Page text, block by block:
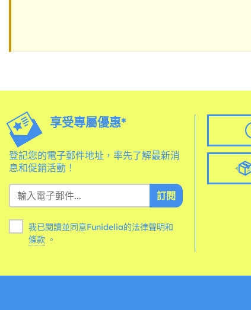
享受專屬優惠*
登記您的電子郵件地址，率先了解最新消
息和促銷活動！
訂閱
我已閱讀並同意Funidelia的法律聲明和
條款 。